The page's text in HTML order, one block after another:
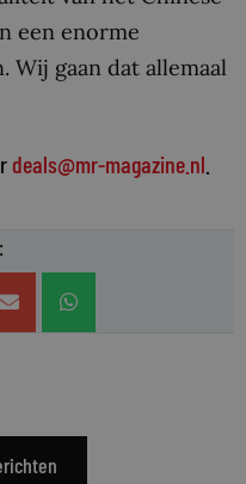
een enorme
Wij gaan dat allemaal
deals@mr-magazine.nl